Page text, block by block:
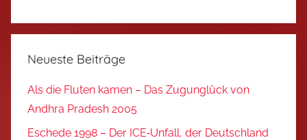
Neueste Beiträge
Als die Fluten kamen – Das Zugunglück von
Andhra Pradesh 2005
Eschede 1998 – Der ICE‑Unfall, der Deutschland